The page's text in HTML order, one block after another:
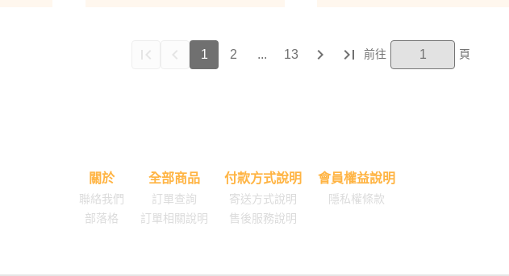
1 2 ... 13
關於
聯絡我們
部落格
全部商品
訂單查詢
訂單相關說明
付款方式說明
寄送方式說明
售後服務說明
會員權益說明
隱私權條款